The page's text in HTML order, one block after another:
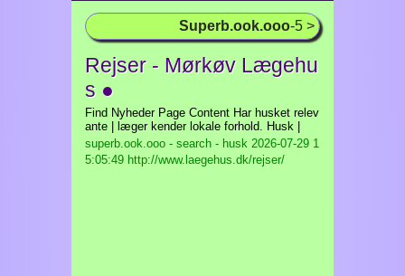
Superb.ook.ooo-5 >
Rejser - Mørkøv Lægehu
s ●
Find Nyheder Page Content Har husket relev
ante | læger kender lokale forhold. Husk |
superb.ook.ooo - search - husk 2026-07-29 1
5:05:49 http://www.laegehus.dk/rejser/